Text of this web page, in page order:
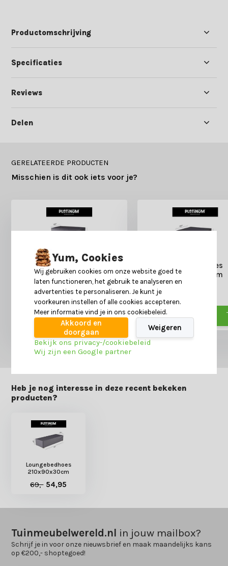
Productomschrijving
Specificaties
Reviews
Delen
GERELATEERDE PRODUCTEN
Misschien is dit ook iets voor je?
Tuintafelhoes 180x110x70cm
Deliverytime
79,- 59,95
Loungesethoes
270x210x70cm
Deliverytime
129,-
Heb je nog interesse in deze recent bekeken
producten?
Loungebedhoes
210x90x30cm
69,- 54,95
Tuinmeubelwereld.nl in jouw mailbox?
Schrijf je in voor onze nieuwsbrief en maak maandelijks kans
op €200,- shoptegoed!
Yum, Cookies
Wij gebruiken cookies om onze website goed te
laten functioneren, het gebruik te analyseren en
advertenties te personaliseren. Je kunt je
voorkeuren instellen of alle cookies accepteren.
Meer informatie vind je in ons cookiebeleid.
Akkoord en
doorgaan
Weigeren
Bekijk ons privacy-/cookiebeleid
Wij zijn een Google partner